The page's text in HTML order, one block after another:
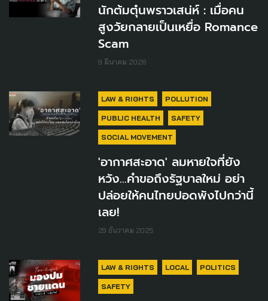
นักต้มตุ๋นพราวเสน่ห์ : เมื่อคน
สูงวัยกลายเป็นเหยื่อ Romance
Scam
9 มีนาคม 2026
LAW & RIGHTS POLLUTION
PUBLIC HEALTH SAFETY
SOCIAL MOVEMENT
'อากาศสะอาด' ลมหายใจที่ยัง
หวัง…คำขอถึงรัฐบาลใหม่ อย่า
ปล่อยให้คนไทยปอดพังไปกว่านี้
เลย!
29 ธันวาคม 2025
LAW & RIGHTS LOCAL POLITICS
SAFETY